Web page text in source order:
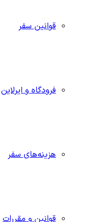
قوانین سفر
فرودگاه و ایرلاین
هزینه‌های سفر
قوانین و مقررات